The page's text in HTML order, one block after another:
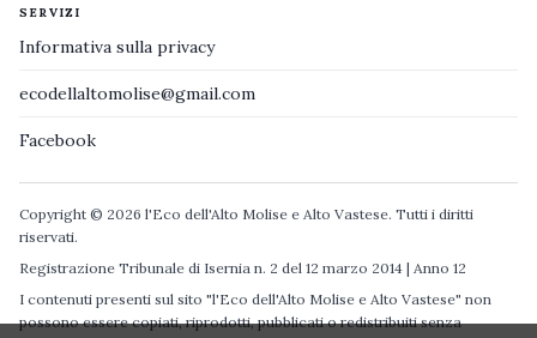
SERVIZI
Informativa sulla privacy
ecodellaltomolise@gmail.com
Facebook
Copyright © 2026 l'Eco dell'Alto Molise e Alto Vastese. Tutti i diritti
riservati.
Registrazione Tribunale di Isernia n. 2 del 12 marzo 2014 | Anno 12
I contenuti presenti sul sito "l'Eco dell'Alto Molise e Alto Vastese" non
possono essere copiati, riprodotti, pubblicati o redistribuiti senza